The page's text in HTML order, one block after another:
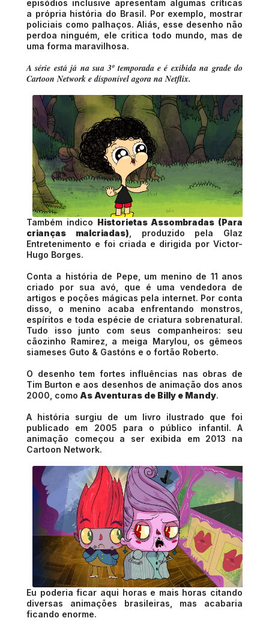
episódios inclusive apresentam algumas críticas
a própria história do Brasil. Por exemplo, mostrar
policiais como palhaços. Aliás, esse desenho não
perdoa ninguém, ele critica todo mundo, mas de
uma forma maravilhosa.
A série está já na sua 3º temporada e é exibida na grade do
Cartoon Network e disponível agora na Netflix.
Também indico Historietas Assombradas (Para
crianças malcriadas) , produzido pela Glaz
Entretenimento e foi criada e dirigida por Victor-
Hugo Borges.
Conta a história de Pepe, um menino de 11 anos
criado por sua avó, que é uma vendedora de
artigos e poções mágicas pela internet. Por conta
disso, o menino acaba enfrentando monstros,
espíritos e toda espécie de criatura sobrenatural.
Tudo isso junto com seus companheiros: seu
cãozinho Ramirez, a meiga Marylou, os gêmeos
siameses Guto & Gastóns e o fortão Roberto.
O desenho tem fortes influências nas obras de
Tim Burton e aos desenhos de animação dos anos
2000, como As Aventuras de Billy e Mandy.
A história surgiu de um livro ilustrado que foi
publicado em 2005 para o público infantil. A
animação começou a ser exibida em 2013 na
Cartoon Network.
Eu poderia ficar aqui horas e mais horas citando
diversas animações brasileiras, mas acabaria
ficando enorme.